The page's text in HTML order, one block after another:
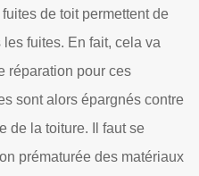
un professionnel qui assure
et vérification de
60420. Si vous avez besoin
de toiture, faites votre
Le devis servira ainsi